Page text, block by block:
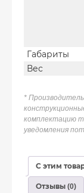
Габариты
Вес
*
комплектацию
уведомления
С этим
Отзывы (0)